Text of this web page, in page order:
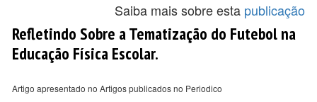
Saiba mais sobre esta publicação
Refletindo Sobre a Tematização do Futebol na
Educação Física Escolar.
Artigo apresentado no Artigos publicados no Periodico